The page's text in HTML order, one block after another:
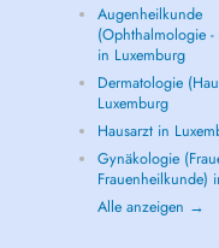
Augenheilkunde
(Ophthalmologie -
in Luxemburg
Dermatologie
Luxemburg
Hausarzt in
Gynäkologie
Frauenheilkunde)
Alle anzeigen →